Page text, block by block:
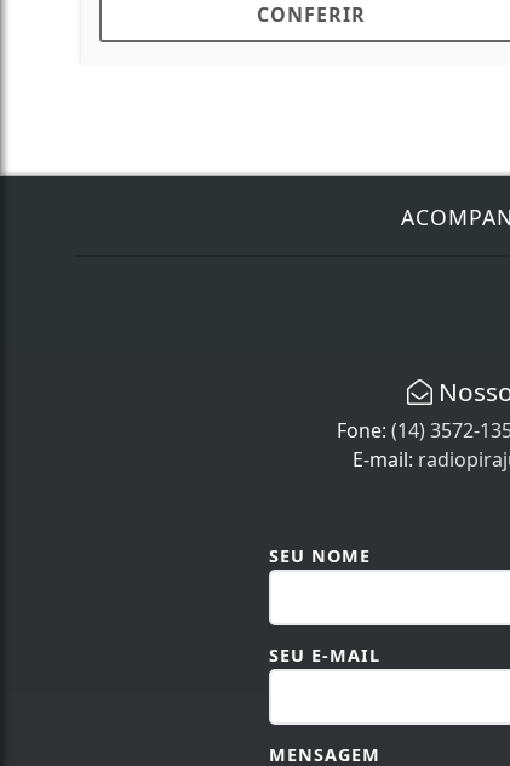
CONFERIR
Fone:(14) 3572-
E-mail:
SEU NOME
SEU E-MAIL
MENSAGEM